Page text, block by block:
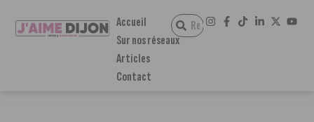
Accueil
Sur nos réseaux
Articles
Contact